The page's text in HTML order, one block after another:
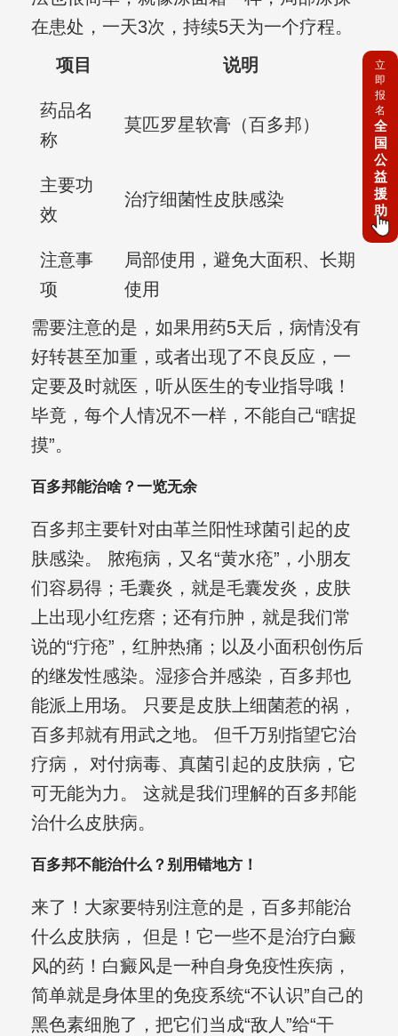
在患处，一天3次，持续5天为一个疗程。
项目
说明
药品名
称
莫匹罗星软膏（百多邦）
主要功
效
治疗细菌性皮肤感染
注意事
项
局部使用，避免大面积、长期
使用
需要注意的是，如果用药5天后，病情没有
好转甚至加重，或者出现了不良反应，一
定要及时就医，听从医生的专业指导哦！
毕竟，每个人情况不一样，不能自己“瞎捉
摸”。
百多邦能治啥？一览无余
百多邦主要针对由革兰阳性球菌引起的皮
肤感染。 脓疱病，又名“黄水疮”，小朋友
们容易得；毛囊炎，就是毛囊发炎，皮肤
上出现小红疙瘩；还有疖肿，就是我们常
说的“疔疮”，红肿热痛；以及小面积创伤后
的继发性感染。湿疹合并感染，百多邦也
能派上用场。 只要是皮肤上细菌惹的祸，
百多邦就有用武之地。 但千万别指望它治
疗病， 对付病毒、真菌引起的皮肤病，它
可无能为力。 这就是我们理解的百多邦能
治什么皮肤病。
百多邦不能治什么？别用错地方！
来了！大家要特别注意的是，百多邦能治
什么皮肤病， 但是！它一些不是治疗白癜
风的药！白癜风是一种自身免疫性疾病，
简单就是身体里的免疫系统“不认识”自己的
黑色素细胞了，把它们当成“敌人”给“干
立
即
报
名
全
国
公
益
援
助